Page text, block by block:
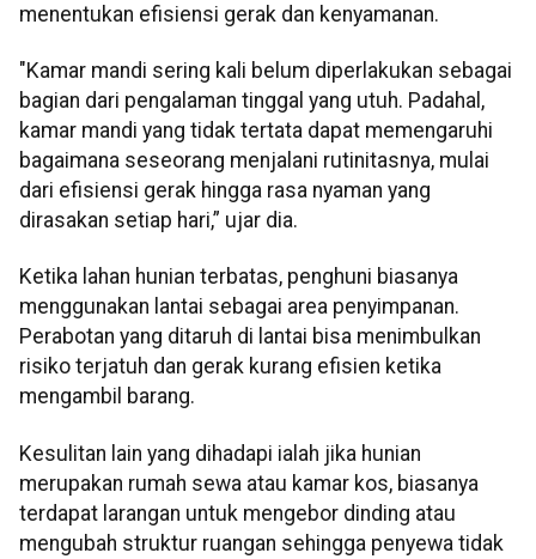
menentukan efisiensi gerak dan kenyamanan.
"Kamar mandi sering kali belum diperlakukan sebagai
bagian dari pengalaman tinggal yang utuh. Padahal,
kamar mandi yang tidak tertata dapat memengaruhi
bagaimana seseorang menjalani rutinitasnya, mulai
dari efisiensi gerak hingga rasa nyaman yang
dirasakan setiap hari,” ujar dia.
Ketika lahan hunian terbatas, penghuni biasanya
menggunakan lantai sebagai area penyimpanan.
Perabotan yang ditaruh di lantai bisa menimbulkan
risiko terjatuh dan gerak kurang efisien ketika
mengambil barang.
Kesulitan lain yang dihadapi ialah jika hunian
merupakan rumah sewa atau kamar kos, biasanya
terdapat larangan untuk mengebor dinding atau
mengubah struktur ruangan sehingga penyewa tidak